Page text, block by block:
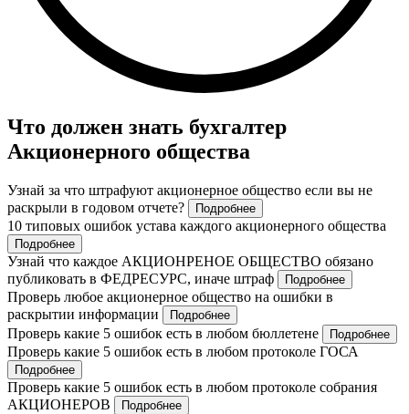
Что должен знать бухгалтер
Акционерного общества
Узнай за что штрафуют акционерное общество если вы не
раскрыли в годовом отчете?
Подробнее
10 типовых ошибок устава каждого акционерного общества
Подробнее
Узнай что каждое АКЦИОНРЕНОЕ ОБЩЕСТВО обязано
публиковать в ФЕДРЕСУРС, иначе штраф
Подробнее
Проверь любое акционерное общество на ошибки в
раскрытии информации
Подробнее
Проверь какие 5 ошибок есть в любом бюллетене Подробнее
Проверь какие 5 ошибок есть в любом протоколе ГОСА
Подробнее
Проверь какие 5 ошибок есть в любом протоколе собрания
АКЦИОНЕРОВ
Подробнее